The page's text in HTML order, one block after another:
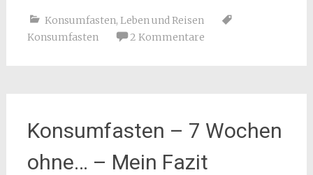
Konsumfasten, Leben und Reisen
Konsumfasten
2 Kommentare
Konsumfasten – 7 Wochen
ohne… – Mein Fazit